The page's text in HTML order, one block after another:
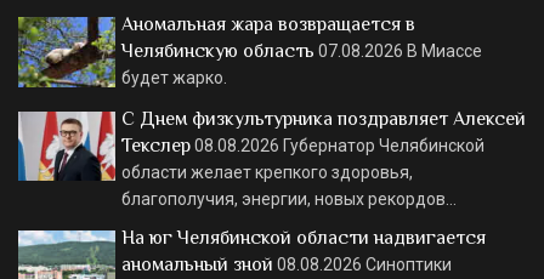
Аномальная жара возвращается в
Челябинскую область 07.08.2026 В Миассе
будет жарко.
С Днем физкультурника поздравляет Алексей
Текслер08.08.2026 Губернатор Челябинской
области желает крепкого здоровья,
благополучия, энергии, новых рекордов…
На юг Челябинской области надвигается
аномальный зной 08.08.2026 Синоптики